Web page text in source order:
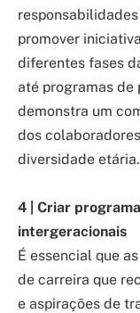
promover
diferentes fases
até programas de
demonstra um
dos
diversidade etária.
4 | Criar
intergeracionais
É essencial que
de carreira que
e aspirações de